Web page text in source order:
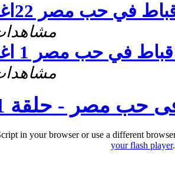
في حب مصر 22اغسطس
38757
في حب مصر 1 اغسطس
38488
مصر - حلقة 21 ديسمبر
in your browser or use a different
your flash player.